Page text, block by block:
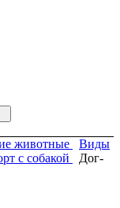
животные
Виды
с собакой
Дог-